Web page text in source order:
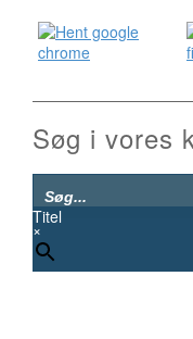
Søg i vores
×
Titel